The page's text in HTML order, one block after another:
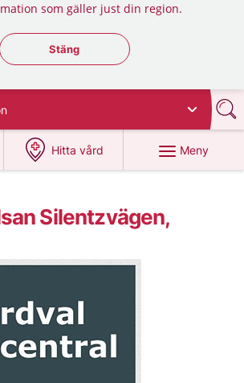
som gäller just din region.
Stäng regionsväljaren
Stäng
Hitta vård
på 1177.se
Meny
Silentzvägen,